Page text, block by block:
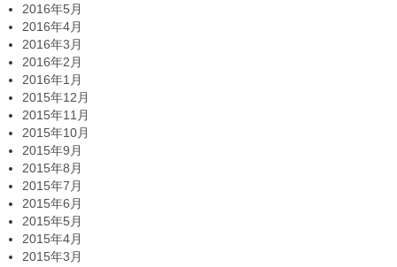
2016年5月
2016年4月
2016年3月
2016年2月
2016年1月
2015年12月
2015年11月
2015年10月
2015年9月
2015年8月
2015年7月
2015年6月
2015年5月
2015年4月
2015年3月